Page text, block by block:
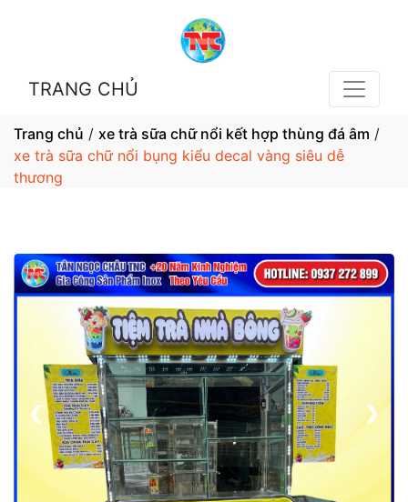
TRANG CHỦ
Trang chủ / xe trà sữa chữ nổi kết hợp thùng đá âm /
xe trà sữa chữ nổi bụng kiểu decal vàng siêu dễ
thương
1 / 5
❮ ❯